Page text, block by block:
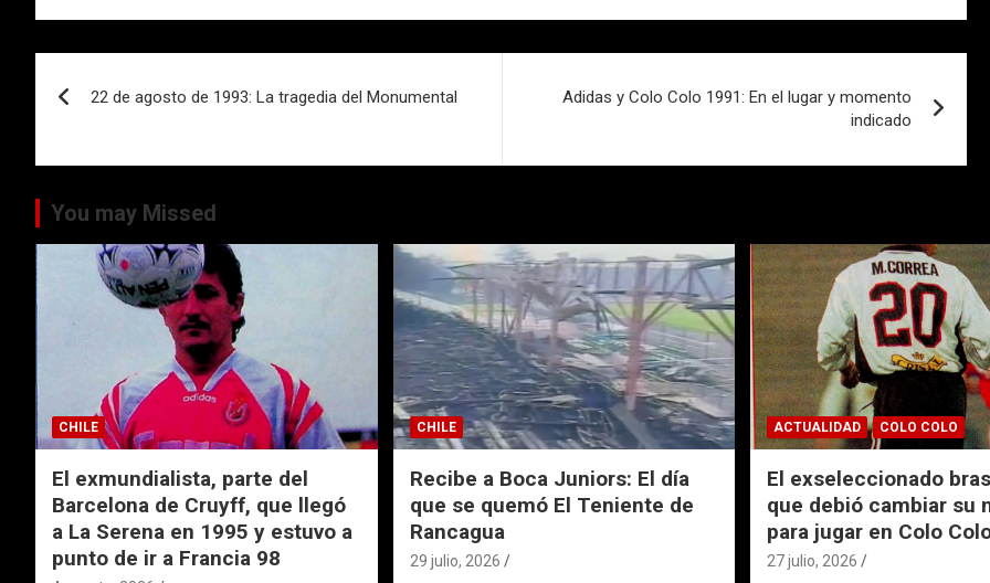
ce
b
o
k
tt
er
ail at
s
A
p
m
p
ar
entradas
22 de agosto de 1993: La tragedia del Monumental
Adidas y Colo Colo 1991: En el lugar y momento
indicado
You may Missed
CHILE
El exmundialista, parte del
Barcelona de Cruyff, que llegó
a La Serena en 1995 y estuvo a
punto de ir a Francia 98
CHILE
Recibe a Boca Juniors: El día
que se quemó El Teniente de
Rancagua
29 julio, 2026
ACTUALIDAD COLO COLO
El exseleccionado
que debió cambiar su
para jugar en Colo
27 julio, 2026